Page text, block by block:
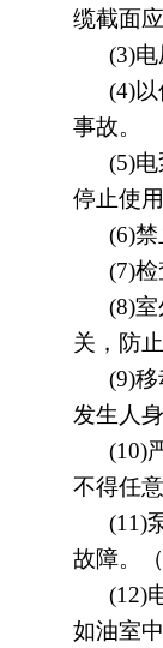
缆截面
(3)电
(4)以
事故。
(5)电
停止使
(6)禁
(7)检
(8)室
关，防止
(9)移
发生人身
(10)严
不得任
(11)泵
故障。
(12)电
如油室